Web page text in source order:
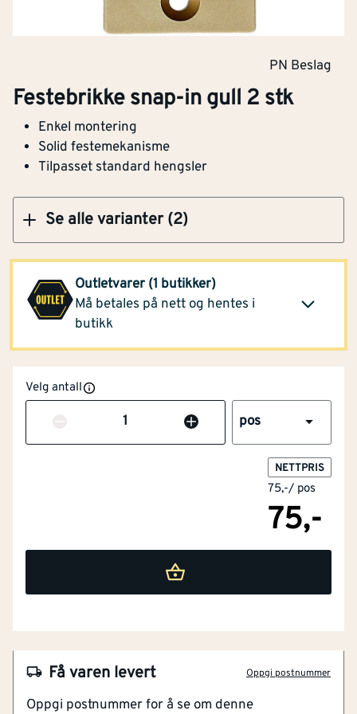
PN Beslag
Festebrikke snap-in gull 2 stk
Enkel montering
Solid festemekanisme
Tilpasset standard hengsler
Se alle varianter (2)
Klikk og hent
Outletvarer (1 butikker)
Må betales på nett og hentes i
butikk
Montér Porsgrunn
(12 pos)
Opprinnelig pris 75,-
Klikk og hent
Velg antall
Antall pos
NETTPRIS
75,-/ pos
75,-
Få varen levert Oppgi postnummer
Oppgi postnummer for å se om denne
Enkel montering
Tilpasset standard hengsler